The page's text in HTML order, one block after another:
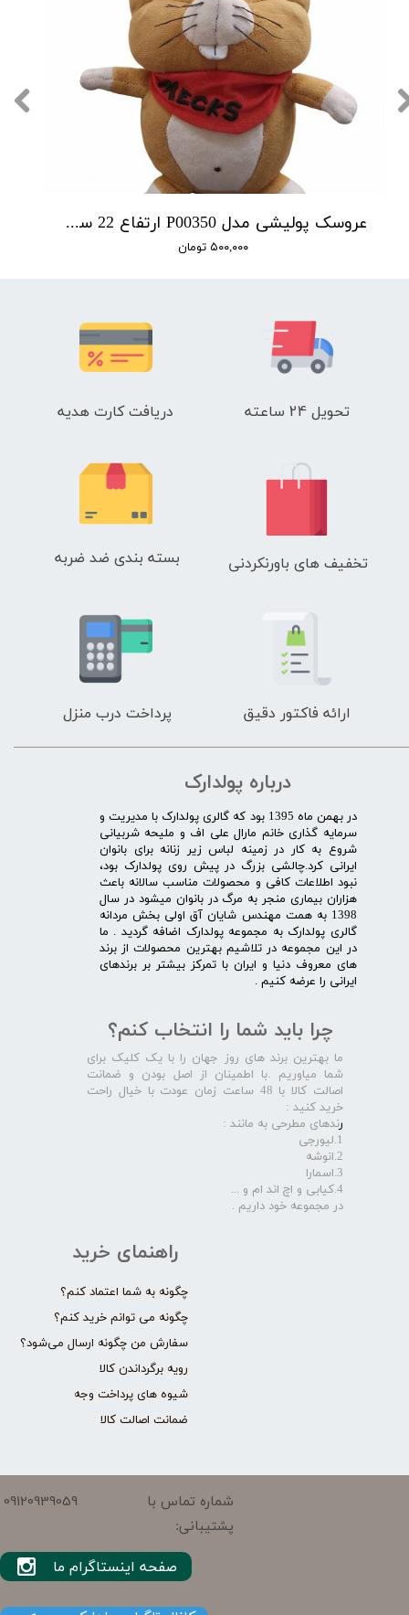
عروسک پولیشی مدل P00350 ارتفاع 22 سانتی متر
۵۰۰,۰۰۰ تومان
تحویل 24 ساعته دریافت کارت هدیه
تخفیف های باورنکردنی بسته بندی ضد ضربه
ارائه فاکتور دقیق پرداخت درب منزل
درباره پولدارک
در بهمن ماه 1395 بود که گالری پولدارک با مدیریت و
سرمایه گذاری خانم مارال علی اف و ملیحه شربیانی
شروع به کار در زمینه لباس زیر زنانه برای بانوان
ایرانی کرد.چالشی بزرگ در پیش روی پولدارک بود،
نبود اطلاعات کافی و محصولات مناسب سالانه باعث
هزاران بیماری منجر به مرگ در بانوان میشود در سال
1398 به همت مهندس شایان آق اولی بخش مردانه
گالری پولدارک به مجموعه پولدارک اضافه گردید . ما
در این مجموعه در تلاشیم بهترین محصولات از برند
های معروف دنیا و ایران با تمرکز بیشتر بر برندهای
ایرانی را عرضه کنیم .​​​​​​​
راهنمای خرید
چگونه به شما اعتماد کنم؟
چگونه می توانم خرید کنم؟
سفارش من چگونه ارسال می‌شود؟
رویه برگرداندن کالا
شیوه های پرداخت وجه
ضمانت اصالت کالا
چرا باید شما را انتخاب کنم؟
ما بهترین برند های روز جهان را با یک کلیک برای
شما میاوریم .با اطمینان از اصل بودن و ضمانت
اصالت کالا با 48 ساعت زمان عودت با خیال راحت
خرید کنید :
رندهای مطرحی به مانند :
1.لیورجی
2.انوشه
3.اسمارا
4.کیابی و اچ اند ام و ...
در مجموعه خود داریم .​​​​​​​
شماره تماس با
پشتیبانی:
09120939059
صفحه اینستاگرام ما